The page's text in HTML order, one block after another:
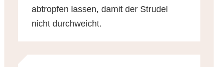
abtropfen lassen, damit der Strudel
nicht durchweicht.